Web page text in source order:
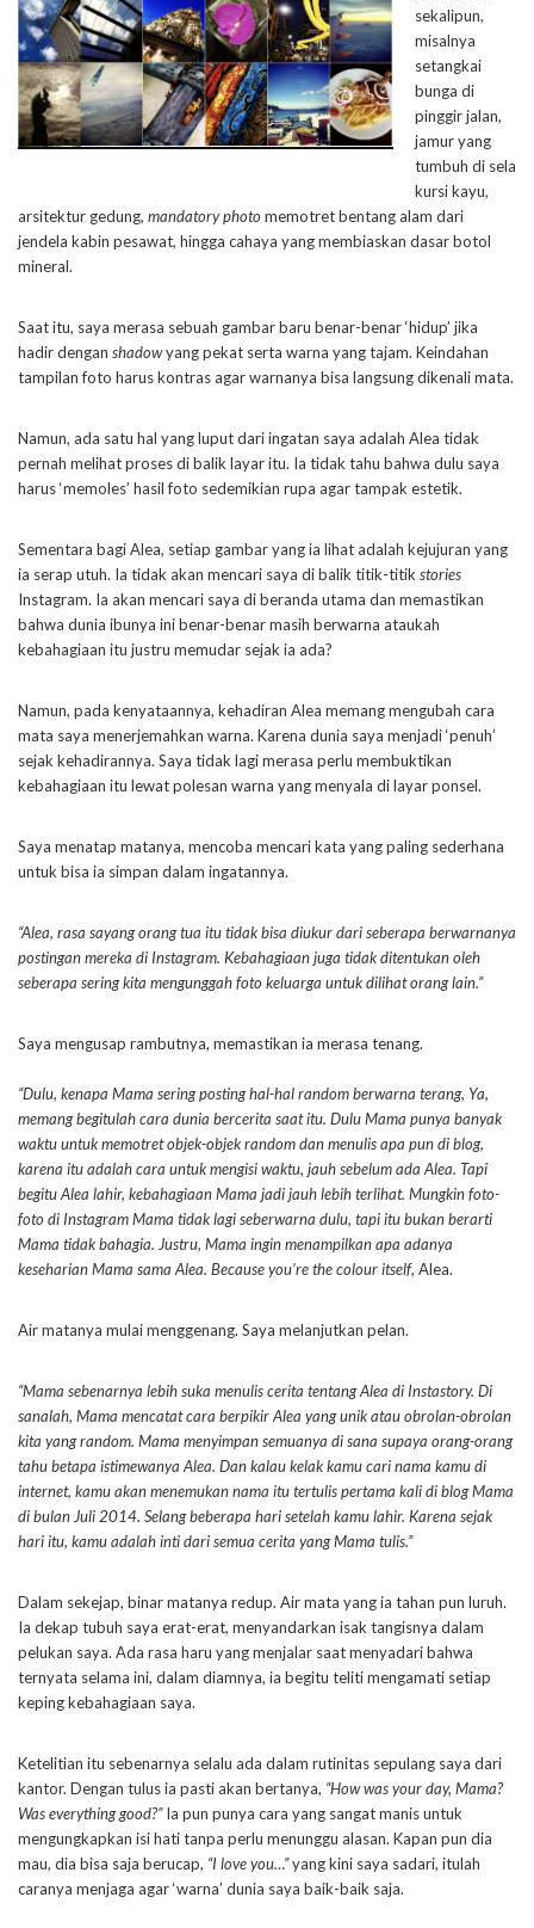
sekalipun,
misalnya
setangkai
bunga di
pinggir jalan,
jamur yang
tumbuh di sela
kursi kayu,
arsitektur gedung, mandatory photomemotret bentang alam dari
jendela kabin pesawat, hingga cahaya yang membiaskan dasar botol
mineral.
Saat itu, saya merasa sebuah gambar baru benar-benar ‘hidup’ jika
hadir dengan shadowyang pekat serta warna yang tajam. Keindahan
tampilan foto harus kontras agar warnanya bisa langsung dikenali mata.
Namun, ada satu hal yang luput dari ingatan saya adalah Alea tidak
pernah melihat proses di balik layar itu. Ia tidak tahu bahwa dulu saya
harus ‘memoles’ hasil foto sedemikian rupa agar tampak estetik.
Sementara bagi Alea, setiap gambar yang ia lihat adalah kejujuran yang
ia serap utuh. Ia tidak akan mencari saya di balik titik-titikstories
Instagram. Ia akan mencari saya di beranda utama dan memastikan
bahwa dunia ibunya ini benar-benar masih berwarna ataukah
kebahagiaan itu justru memudar sejak ia ada?
Namun, pada kenyataannya, kehadiran Alea memang mengubah cara
mata saya menerjemahkan warna. Karena dunia saya menjadi ‘penuh’
sejak kehadirannya. Saya tidak lagi merasa perlu membuktikan
kebahagiaan itu lewat polesan warna yang menyala di layar ponsel.
Saya menatap matanya, mencoba mencari kata yang paling sederhana
untuk bisa ia simpan dalam ingatannya.
“Alea, rasa sayang orang tua itu tidak bisa diukur dari seberapa berwarnanya
postingan mereka di Instagram. Kebahagiaan juga tidak ditentukan oleh
seberapa sering kita mengunggah foto keluarga untuk dilihat orang lain.”
Saya mengusap rambutnya, memastikan ia merasa tenang.
“Dulu, kenapa Mama sering posting hal-hal random berwarna terang, Ya,
memang begitulah cara dunia bercerita saat itu. Dulu Mama punya banyak
waktu untuk memotret objek-objek random dan menulis apa pun di blog,
karena itu adalah cara untuk mengisi waktu, jauh sebelum ada Alea. Tapi
begitu Alea lahir, kebahagiaan Mama jadi jauh lebih terlihat. Mungkin foto-
foto di Instagram Mama tidak lagi seberwarna dulu, tapi itu bukan berarti
Mama tidak bahagia. Justru, Mama ingin menampilkan apa adanya
keseharian Mama sama Alea. Because you’re the colour itself, Alea.
Air matanya mulai menggenang. Saya melanjutkan pelan.
“Mama sebenarnya lebih suka menulis cerita tentang Alea di Instastory. Di
sanalah, Mama mencatat cara berpikir Alea yang unik atau obrolan-obrolan
kita yang random. Mama menyimpan semuanya di sana supaya orang-orang
tahu betapa istimewanya Alea. Dan kalau kelak kamu cari nama kamu di
internet, kamu akan menemukan nama itu tertulis pertama kali di blog Mama
di bulan Juli 2014. Selang beberapa hari setelah kamu lahir. Karena sejak
hari itu, kamu adalah inti dari semua cerita yang Mama tulis.”
Dalam sekejap, binar matanya redup. Air mata yang ia tahan pun luruh.
Ia dekap tubuh saya erat-erat, menyandarkan isak tangisnya dalam
pelukan saya. Ada rasa haru yang menjalar saat menyadari bahwa
ternyata selama ini, dalam diamnya, ia begitu teliti mengamati setiap
keping kebahagiaan saya.
Ketelitian itu sebenarnya selalu ada dalam rutinitas sepulang saya dari
kantor. Dengan tulus ia pasti akan bertanya, “How was your day, Mama?
Was everything good?”Ia pun punya cara yang sangat manis untuk
mengungkapkan isi hati tanpa perlu menunggu alasan. Kapan pun dia
mau, dia bisa saja berucap, “I love you…”yang kini saya sadari, itulah
caranya menjaga agar ‘warna’ dunia saya baik-baik saja.